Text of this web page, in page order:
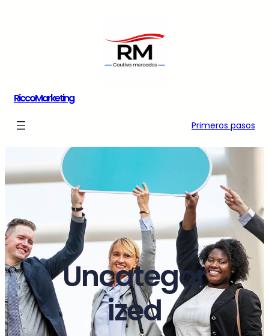
RiccoMarketing
Primeros pasos
Uncategor
ized